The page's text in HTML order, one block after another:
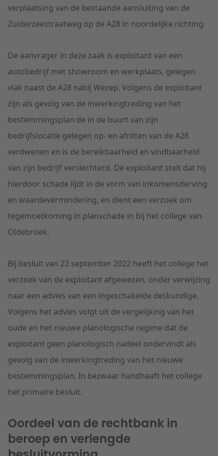
verplaatsing van de bestaande aansluiting van de
Zuiderzeestraatweg op de A28 in noordelijke richting.
De aanvrager in deze zaak is exploitant van een
autobedrijf met showroom en werkplaats, gelegen
vlak naast de A28 nabij Wezep. Volgens de exploitant
zijn als gevolg van de inwerkingtreding van het
bestemmingsplan de in de buurt van zijn
bedrijfslocatie gelegen op- en afritten van de A28
verdwenen en is de bereikbaarheid en vindbaarheid
van zijn bedrijf verslechterd. De exploitant stelt dat hij
hierdoor schade lijdt in de vorm van inkomensderving
en waardevermindering, en dient een verzoek om
tegemoetkoming in planschade in bij het college van
Oldebroek.
Bij besluit van 22 september 2022 heeft het college het
verzoek van de exploitant afgewezen, onder verwijzing
naar een advies van een ingeschakelde deskundige.
Volgens het advies volgt uit de vergelijking van het
oude en het nieuwe planologische regime dat de
exploitant geen planologisch nadeel ondervindt als
gevolg van de inwerkingtreding van het nieuwe
bestemmingsplan. In bezwaar handhaaft het college
het primaire besluit.
Oordeel van de rechtbank in
beroep en verlengde